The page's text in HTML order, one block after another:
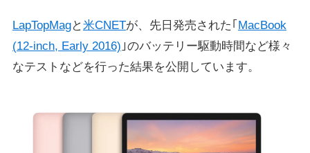
LapTopMagと米CNETが、先日発売された｢ MacBook
(12-inch, Early 2016) ｣のバッテリー駆動時間など様々
なテストなどを行った結果を公開しています。